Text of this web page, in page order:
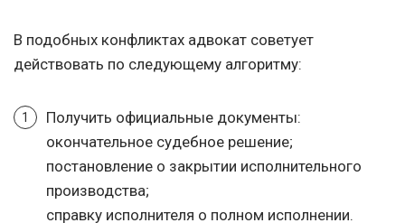
В подобных конфликтах адвокат советует
действовать по следующему алгоритму:
Получить официальные документы:
окончательное судебное решение;
постановление о закрытии исполнительного
производства;
справку исполнителя о полном исполнении.